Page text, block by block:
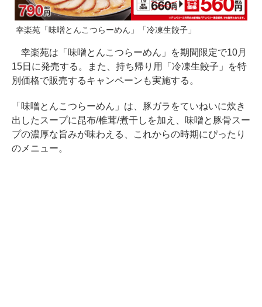
幸楽苑「味噌とんこつらーめん」「冷凍生餃子」
幸楽苑は「味噌とんこつらーめん」を期間限定で10月
15日に発売する。また、持ち帰り用「冷凍生餃子」を特
別価格で販売するキャンペーンも実施する。
「味噌とんこつらーめん」は、豚ガラをていねいに炊き
出したスープに昆布/椎茸/煮干しを加え、味噌と豚骨スー
プの濃厚な旨みが味わえる、これからの時期にぴったり
のメニュー。